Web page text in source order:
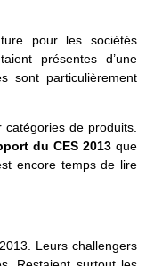
pour les sociétés
présentes d’une
sont particulièrement
de produits.
du CES 2013 que
encore temps de lire
Leurs challengers